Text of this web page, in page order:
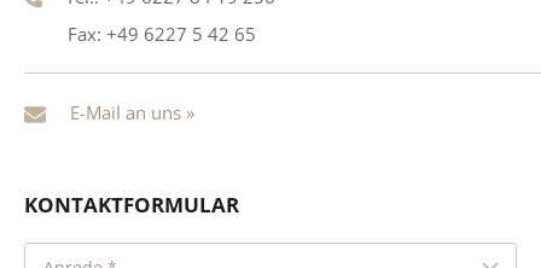
Fax: +49 6227 5 42 65
E-Mail an uns »
KONTAKTFORMULAR